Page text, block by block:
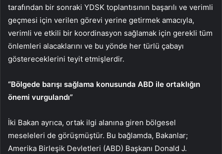
tarafından bir sonraki YDSK toplantısının başarılı ve verimli
geçmesi için verilen görevi yerine getirmek amacıyla,
verimli ve etkili bir koordinasyon sağlamak için gerekli tüm
önlemleri alacaklarını ve bu yönde her türlü çabayı
göstereceklerini teyit etmişlerdir.
“Bölgede barışı sağlama konusunda ABD ile ortaklığın
önemi vurgulandı”
İki Bakan ayrıca, ortak ilgi alanına giren bölgesel
meseleleri de görüşmüştür. Bu bağlamda, Bakanlar;
Amerika Birleşik Devletleri (ABD) Başkanı Donald J.